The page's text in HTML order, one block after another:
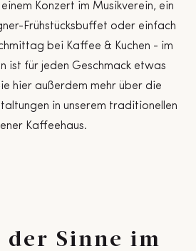
Konzert im Musikverein, ein
Frühstücksbuffet oder einfach
bei Kaffee & Kuchen - im
ist für jeden Geschmack etwas
hier außerdem mehr über die
in unserem traditionellen
Kaffeehaus.
der Sinne im